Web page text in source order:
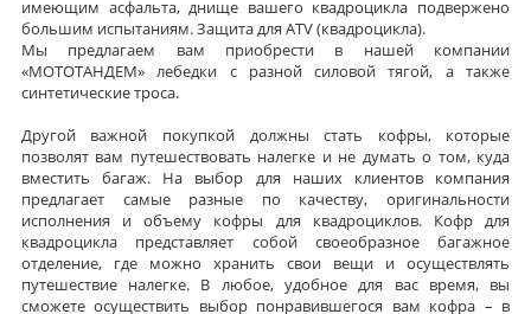
имеющим асфальта, днище вашего квадроцикла подвержено
большим испытаниям. Защита для ATV (квадроцикла).
Мы предлагаем вам приобрести в нашей компании
«МОТОТАНДЕМ» лебедки с разной силовой тягой, а также
синтетические троса.
Другой важной покупкой должны стать кофры, которые
позволят вам путешествовать налегке и не думать о том, куда
вместить багаж. На выбор для наших клиентов компания
предлагает самые разные по качеству, оригинальности
исполнения и объему кофры для квадроциклов. Кофр для
квадроцикла представляет собой своеобразное багажное
отделение, где можно хранить свои вещи и осуществлять
путешествие налегке. В любое, удобное для вас время, вы
сможете осуществить выбор понравившегося вам кофра – в